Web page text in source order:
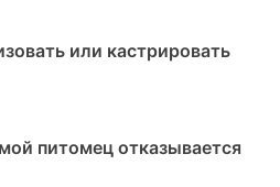
или кастрировать
питомец отказывается